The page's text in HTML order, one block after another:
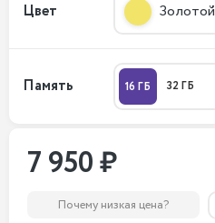
Цвет Золотой
Память 16 ГБ 32 ГБ
7 950 ₽
Почему низкая цена?